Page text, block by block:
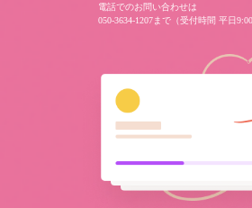
電話でのお問い合わせは
050-3634-1207まで（受付時間 平日